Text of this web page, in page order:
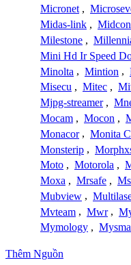
Micronet ,
Midas-link ,
Milestone ,
Mini Hd Ir Speed
Minolta , Mintion ,
Misecu , Mitec ,
Mjpg-streamer ,
Mocam , Mocon ,
Monacor , Monita
Monsterip ,
Moto , Motorola ,
Moxa , Mrsafe ,
Mubview ,
Mvteam , Mwr ,
Mymology ,
Thêm Nguồn